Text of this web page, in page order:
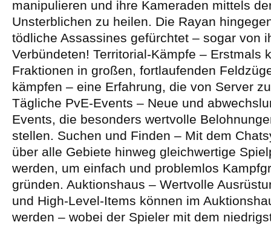
manipulieren und ihre Kameraden mittels
Unsterblichen zu heilen. Die Rayan
tödliche Assassines gefürchtet – sogar von
Verbündeten! Territorial-Kämpfe – Erstmals
Fraktionen in großen, fortlaufenden
kämpfen – eine Erfahrung, die von Server
Tägliche PvE-Events – Neue und
Events, die besonders wertvolle
stellen. Suchen und Finden – Mit dem
über alle Gebiete hinweg gleichwertige
werden, um einfach und problemlos
gründen. Auktionshaus – Wertvolle
und High-Level-Items können im
werden – wobei der Spieler mit dem